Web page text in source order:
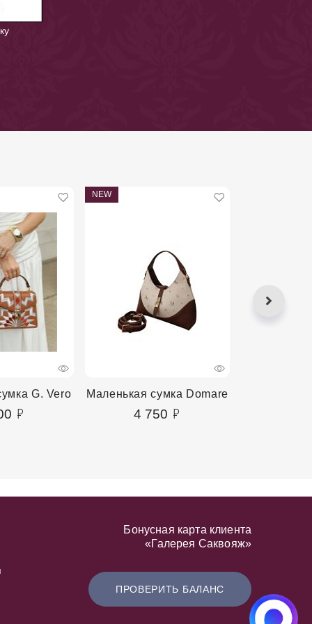
G. Vero
NEW
Маленькая сумка Domare
4 750
Бонусная карта клиента
«Галерея Саквояж»
ПРОВЕРИТЬ БАЛАНС